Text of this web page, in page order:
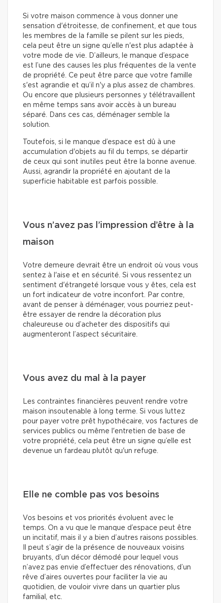
Si votre maison commence à vous donner une
sensation d'étroitesse, de confinement, et que tous
les membres de la famille se pilent sur les pieds,
cela peut être un signe qu’elle n'est plus adaptée à
votre mode de vie. D’ailleurs, le manque d’espace
est l’une des causes les plus fréquentes de la vente
de propriété. Ce peut être parce que votre famille
s'est agrandie et qu’il n'y a plus assez de chambres.
Ou encore que plusieurs personnes y télétravaillent
en même temps sans avoir accès à un bureau
séparé. Dans ces cas, déménager semble la
solution.
Toutefois, si le manque d’espace est dû à une
accumulation d'objets au fil du temps, se départir
de ceux qui sont inutiles peut être la bonne avenue.
Aussi, agrandir la propriété en ajoutant de la
superficie habitable est parfois possible.
Vous n’avez pas l’impression d’être à la
maison
Votre demeure devrait être un endroit où vous vous
sentez à l'aise et en sécurité. Si vous ressentez un
sentiment d'étrangeté lorsque vous y êtes, cela est
un fort indicateur de votre inconfort. Par contre,
avant de penser à déménager, vous pourriez peut-
être essayer de rendre la décoration plus
chaleureuse ou d’acheter des dispositifs qui
augmenteront l’aspect sécuritaire.
Vous avez du mal à la payer
Les contraintes financières peuvent rendre votre
maison insoutenable à long terme. Si vous luttez
pour payer votre prêt hypothécaire, vos factures de
services publics ou même l'entretien de base de
votre propriété, cela peut être un signe qu’elle est
devenue un fardeau plutôt qu'un refuge.
Elle ne comble pas vos besoins
Vos besoins et vos priorités évoluent avec le
temps. On a vu que le manque d’espace peut être
un incitatif, mais il y a bien d’autres raisons possibles.
Il peut s’agir de la présence de nouveaux voisins
bruyants, d’un décor démodé pour lequel vous
n’avez pas envie d’effectuer des rénovations, d’un
rêve d’aires ouvertes pour faciliter la vie au
quotidien, de vouloir vivre dans un quartier plus
familial, etc.